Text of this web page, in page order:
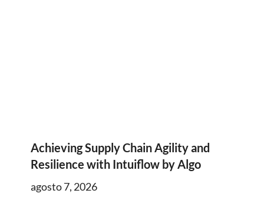
Achieving Supply Chain Agility and
Resilience with Intuiflow by Algo
agosto 7, 2026